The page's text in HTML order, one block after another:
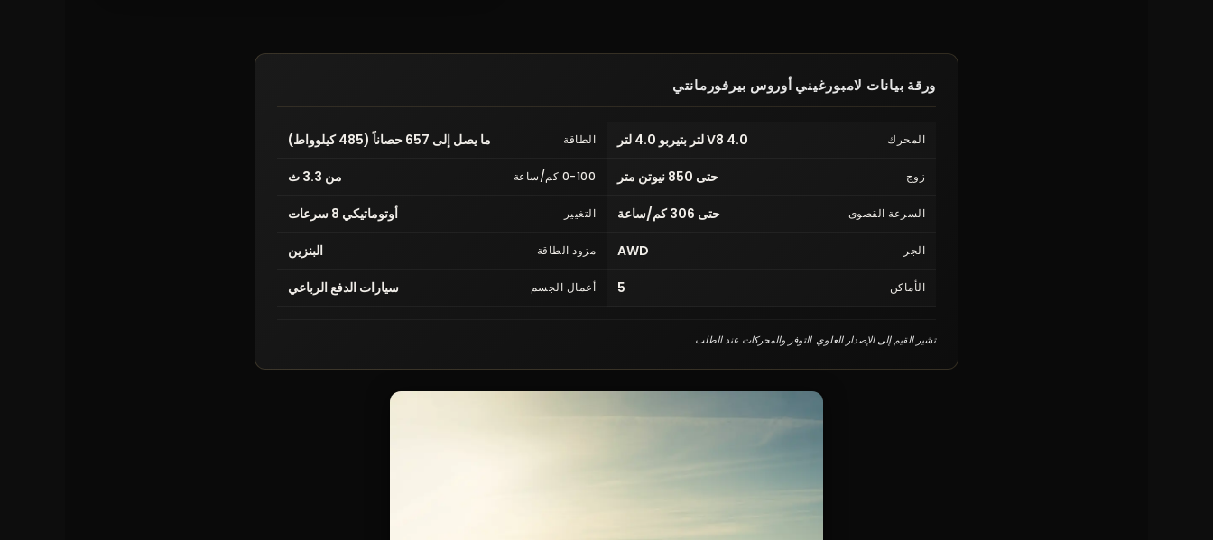
ورقة بيانات لامبورغيني أوروس بيرفورمانتي
المحرك V8 4.0 لتر بتيربو 4.0 لتر الطاقة ما يصل إلى 657 حصاناً (485 كيلوواط)
زوج حتى 850 نيوتن متر 0-100 كم/ساعة من 3.3 ث
السرعة القصوى حتى 306 كم/ساعة التغيير أوتوماتيكي 8 سرعات
الجر AWD مزود الطاقة البنزين
الأماكن 5 أعمال الجسم سيارات الدفع الرباعي
تشير القيم إلى الإصدار العلوي. التوفر والمحركات عند الطلب.